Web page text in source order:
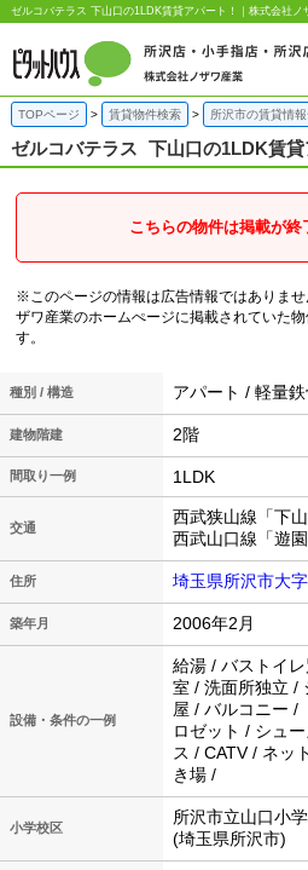
ゼルコバテラス 下山口の1LDK賃貸アパート！｜株式会社ノ
TOPページ 賃貸物件検索 所沢市の賃貸情
ゼルコバテラス 下山口の1LDK賃貸
こちらの物件は掲載が終
※このページの情報は広告情報ではありま
ザワ産業のホームぺージに掲載されていた
す。
種別 / 構造 アパート / 軽量
建物階建 2階
間取り一例 1LDK
交通
西武狭山線「下
西武山口線「遊
住所 埼玉県所沢市大
築年月 2006年2月
設備・条件の一例
給湯 / バストイ
室 / 洗面所独立 /
屋 / バルコニー /
ロゼット / シュ
ス / CATV / ネッ
き場 /
小学校区
所沢市立山口小
(埼玉県所沢市)